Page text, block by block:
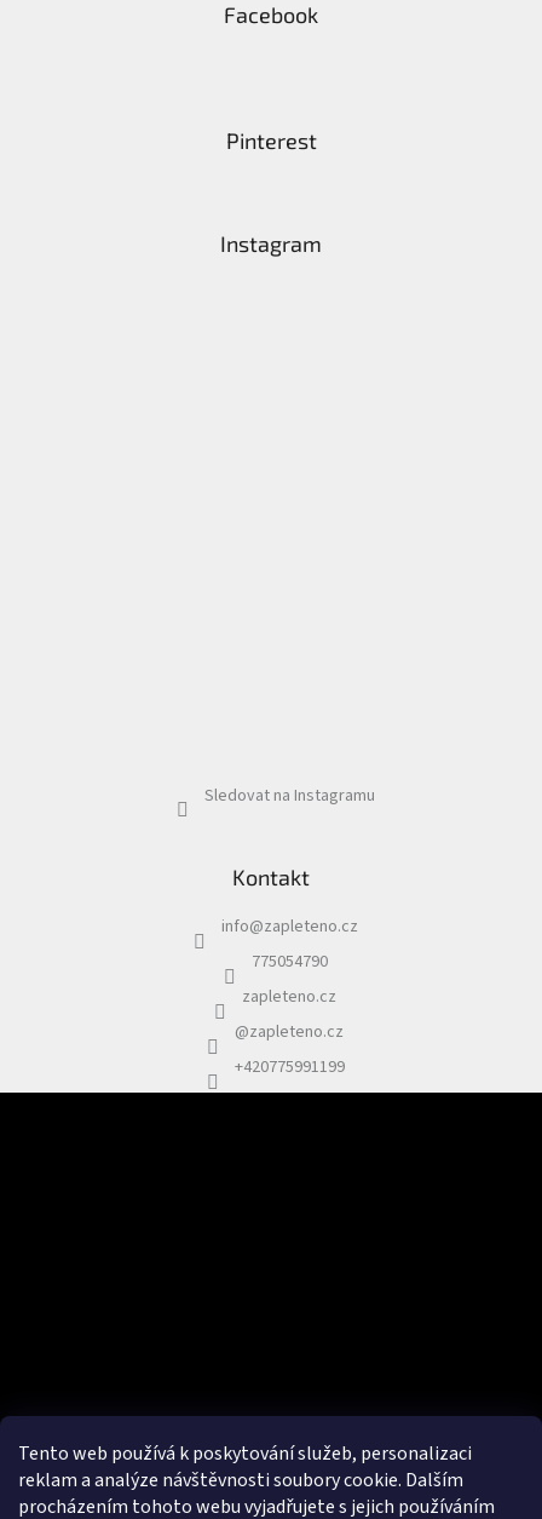
Tento web používá k poskytování služeb, personalizaci
reklam a analýze návštěvnosti soubory cookie. Dalším
procházením tohoto webu vyjadřujete s jejich používáním
Facebook
Pinterest
Instagram
Sledovat na Instagramu
Kontakt
info@zapleteno.cz
775054790
zapleteno.cz
@zapleteno.cz
+420775991199